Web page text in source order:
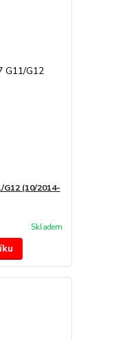
(10/2014-
Skladem